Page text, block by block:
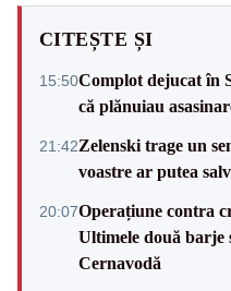
CITEȘTE ȘI
15:50Complot dejucat în
că plănuiau
21:42Zelenski trage un
voastre ar putea
20:07Operațiune contra
Ultimele două barje
Cernavodă